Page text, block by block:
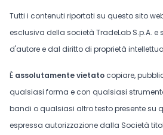
Tutti i contenuti riportati su questo sito
esclusiva della società TradeLab S.p.A.
d'autore e dal diritto di proprietà
È assolutamente vietato copiare,
qualsiasi forma e con qualsiasi
bandi o qualsiasi altro testo presente su
espressa autorizzazione dalla Società